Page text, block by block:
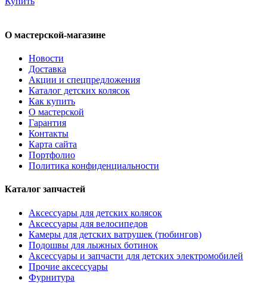
О мастерской-магазине
Новости
Доставка
Акции и спецпредложения
Каталог детских колясок
Как купить
О мастерской
Гарантия
Контакты
Карта сайта
Портфолио
Политика конфиденциальности
Каталог запчастей
Аксессуары для детских колясок
Аксессуары для велосипедов
Камеры для детских ватрушек (тюбингов)
Подошвы для лыжных ботинок
Аксессуары и запчасти для детских электромобилей
Прочие аксессуары
Фурнитура